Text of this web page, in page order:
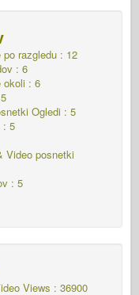
po razgledu : 12
: 6
okoli : 6
Ogledi : 5
: 5
Video posnetki
: 5
Views : 36900